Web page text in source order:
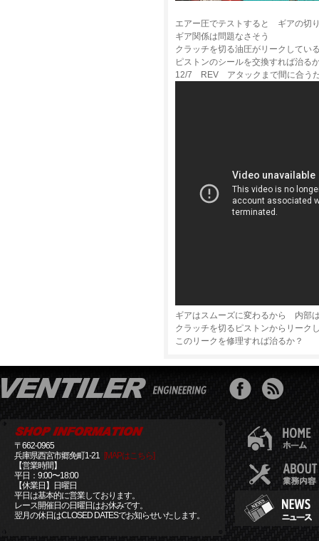
エアー圧でテストすると ギアの切
ギア関係は問題なさそう
クラッチを切る油圧がリークしてい
ピストンのシールを交換すれば治る
12/7 REV アタックまで間に合う
ギアはスムーズに変わるから 内部
クラッチを切るピストンからリーク
このリークを修理すれば治るか？
〒662-0965
兵庫県西宮市郷免町1-21 [MAPはこちら]
【営業時間】
平日：9:00〜18:00
【休業日】日曜日
平日は基本的に営業しております。
レース開催日の日曜日はお休みです。
翌月の休日はCLOSED DATESでお知らせいたします。